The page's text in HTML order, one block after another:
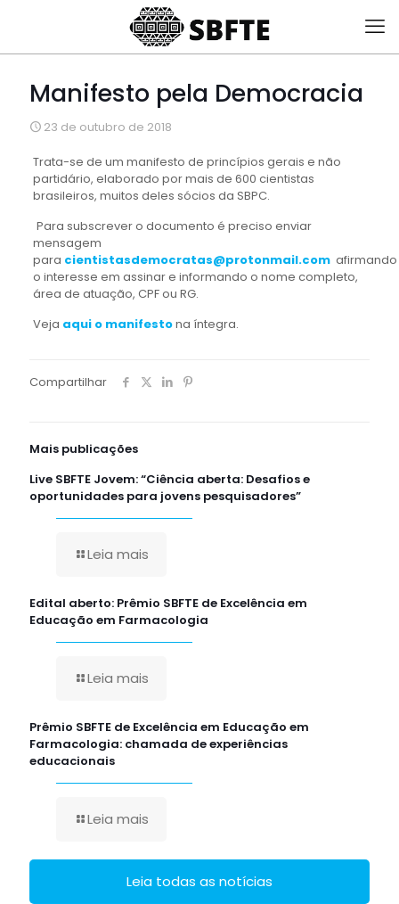
Manifesto pela Democracia
23 de outubro de 2018
Trata-se de um manifesto de princípios gerais e não
partidário, elaborado por mais de 600 cientistas
brasileiros, muitos deles sócios da SBPC.
Para subscrever o documento é preciso enviar
mensagem
para cientistasdemocratas@protonmail.comafirmando
o interesse em assinar e informando o nome completo,
área de atuação, CPF ou RG.
Veja aqui o manifestona íntegra.
Compartilhar
Mais publicações
Live SBFTE Jovem: “Ciência aberta: Desafios e
oportunidades para jovens pesquisadores”
Leia mais
Edital aberto: Prêmio SBFTE de Excelência em
Educação em Farmacologia
Leia mais
Prêmio SBFTE de Excelência em Educação em
Farmacologia: chamada de experiências
educacionais
Leia mais
Leia todas as notícias